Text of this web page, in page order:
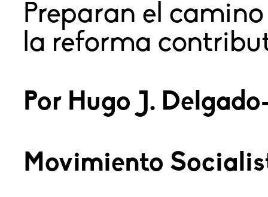
Preparan el
la reforma
Por Hugo J.
Movimiento